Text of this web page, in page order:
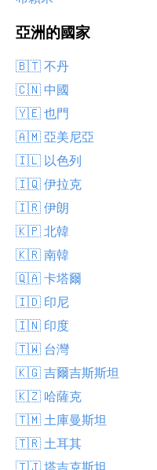
亞洲的國家
🇧🇹 不丹
🇨🇳 中國
🇾🇪 也門
🇦🇲 亞美尼亞
🇮🇱 以色列
🇮🇶 伊拉克
🇮🇷 伊朗
🇰🇵 北韓
🇰🇷 南韓
🇶🇦 卡塔爾
🇮🇩 印尼
🇮🇳 印度
🇹🇼 台灣
🇰🇬 吉爾吉斯斯坦
🇰🇿 哈薩克
🇹🇲 土庫曼斯坦
🇹🇷 土耳其
🇹🇯 塔吉克斯坦